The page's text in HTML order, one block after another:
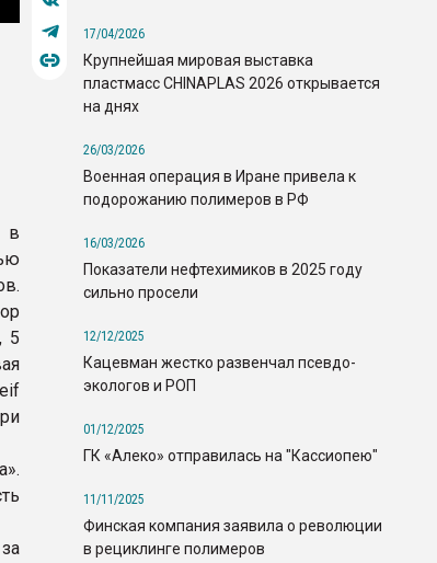
в
5
17/04/2026
Крупнейшая мировая выставка
пластмасс CHINAPLAS 2026 открывается
на днях
26/03/2026
Военная операция в Иране привела к
подорожанию полимеров в РФ
16/03/2026
Показатели нефтехимиков в 2025 году
сильно просели
12/12/2025
Кацевман жестко развенчал псевдо-
экологов и РОП
01/12/2025
ГК «Алеко» отправилась на "Кассиопею"
11/11/2025
Финская компания заявила о революции
в рециклинге полимеров